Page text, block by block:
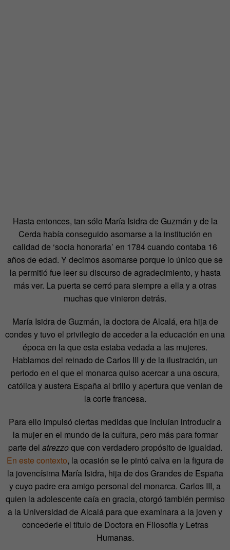
Hasta entonces, tan sólo María Isidra de Guzmán y de la
Cerda había conseguido asomarse a la institución en
calidad de ‘socia honoraria’ en 1784 cuando contaba 16
años de edad. Y decimos asomarse porque lo único que se
la permitió fue leer su discurso de agradecimiento, y hasta
más ver. La puerta se cerró para siempre a ella y a otras
muchas que vinieron detrás.
María Isidra de Guzmán, la doctora de Alcalá, era hija de
condes y tuvo el privilegio de acceder a la educación en una
época en la que esta estaba vedada a las mujeres.
Hablamos del reinado de Carlos III y de la ilustración, un
periodo en el que el monarca quiso acercar a una oscura,
católica y austera España al brillo y apertura que venían de
la corte francesa.
Para ello impulsó ciertas medidas que incluían introducir a
la mujer en el mundo de la cultura, pero más para formar
parte del atrezzoque con verdadero propósito de igualdad.
En este contexto, la ocasión se le pintó calva en la figura de
la jovencísima María Isidra, hija de dos Grandes de España
y cuyo padre era amigo personal del monarca. Carlos III, a
quien la adolescente caía en gracia, otorgó también permiso
a la Universidad de Alcalá para que examinara a la joven y
concederle el título de Doctora en Filosofía y Letras
Humanas.